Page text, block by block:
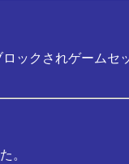
ックされゲームセ
。